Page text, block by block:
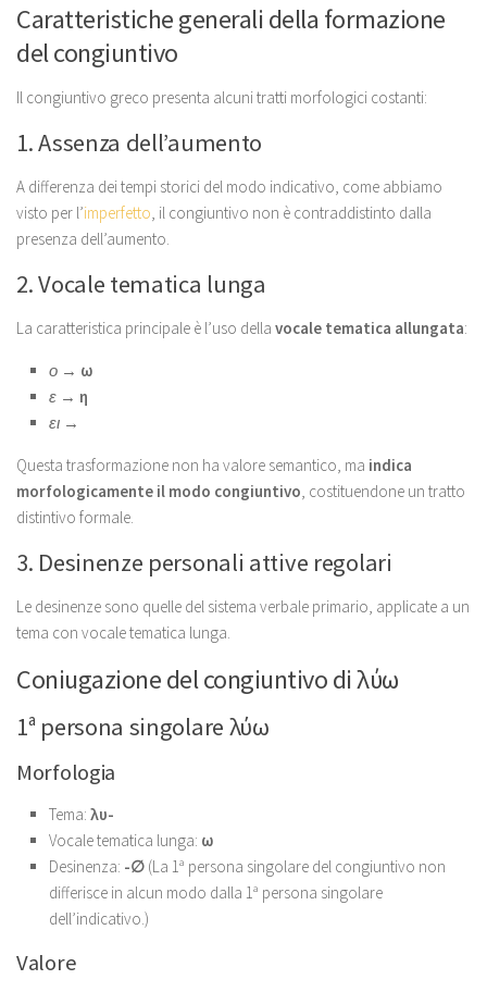
Caratteristiche generali della formazione
del congiuntivo
Il congiuntivo greco presenta alcuni tratti morfologici costanti:
1. Assenza dell’aumento
A differenza dei tempi storici del modo indicativo, come abbiamo
visto per l’imperfetto , il congiuntivo non è contraddistinto dalla
presenza dell’aumento.
2. Vocale tematica lunga
La caratteristica principale è l’uso della vocale tematica allungata:
ο → ω
ε → η
ει →
Questa trasformazione non ha valore semantico, ma indica
morfologicamente il modo congiuntivo , costituendone un tratto
distintivo formale.
3. Desinenze personali attive regolari
Le desinenze sono quelle del sistema verbale primario, applicate a un
tema con vocale tematica lunga.
Coniugazione del congiuntivo di λύω
1ª persona singolare λύω
Morfologia
Tema: λυ-
Vocale tematica lunga: ω
Desinenza: -∅ (La 1ª persona singolare del congiuntivo non
differisce in alcun modo dalla 1ª persona singolare
dell’indicativo.)
Valore